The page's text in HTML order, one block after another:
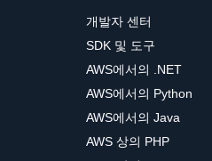
개발자 센터
SDK 및 도구
AWS에서의 .NET
AWS에서의 Python
AWS에서의 Java
AWS 상의 PHP